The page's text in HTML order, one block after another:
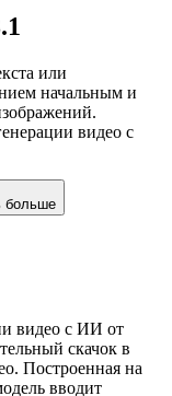
или
начальным и
видео с
больше
видео с ИИ от
скачок в
Построенная на
вводит